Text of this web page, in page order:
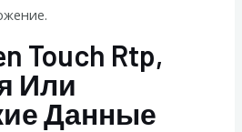
Touch Rtp,
Или
Данные